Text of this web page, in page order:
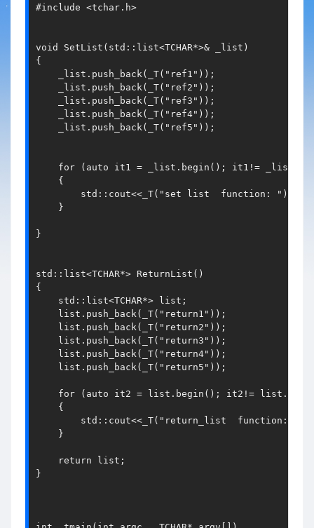
#include <tchar.h>
void SetList(std::list<TCHAR*>& _list)
{
    _list.push_back(_T("ref1"));
    _list.push_back(_T("ref2"));
    _list.push_back(_T("ref3"));
    _list.push_back(_T("ref4"));
    _list.push_back(_T("ref5"));
for (auto it1 = _list.begin(); it1!=
    {
std::cout<<_T("set list  function:
    }
}
std::list<TCHAR*> ReturnList()
{
    std::list<TCHAR*> list;
    list.push_back(_T("return1"));
    list.push_back(_T("return2"));
    list.push_back(_T("return3"));
    list.push_back(_T("return4"));
    list.push_back(_T("return5"));
for (auto it2 = list.begin(); it2!=
    {
std::cout<<_T("return_list  function:
    }
    return list;
}